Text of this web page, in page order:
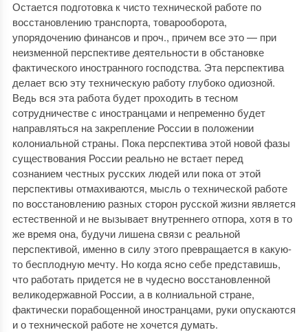
Остается подготовка к чисто технической работе по
восстановлению транспорта, товарооборота,
упорядочению финансов и проч., причем все это — при
неизменной перспективе деятельности в обстановке
фактического иностранного господства. Эта перспектива
делает всю эту техническую работу глубоко одиозной.
Ведь вся эта работа будет проходить в тесном
сотрудничестве с иностранцами и непременно будет
направляться на закрепление России в положении
колониальной страны. Пока перспектива этой новой фазы
существования России реально не встает перед
сознанием честных русских людей или пока от этой
перспективы отмахиваются, мысль о технической работе
по восстановлению разных сторон русской жизни является
естественной и не вызывает внутреннего отпора, хотя в то
же время она, будучи лишена связи с реальной
перспективой, именно в силу этого превращается в какую-
то бесплодную мечту. Но когда ясно себе представишь,
что работать придется не в чудесно восстановленной
великодержавной России, а в колниальной стране,
фактически порабощенной иностранцами, руки опускаются
и о технической работе не хочется думать.